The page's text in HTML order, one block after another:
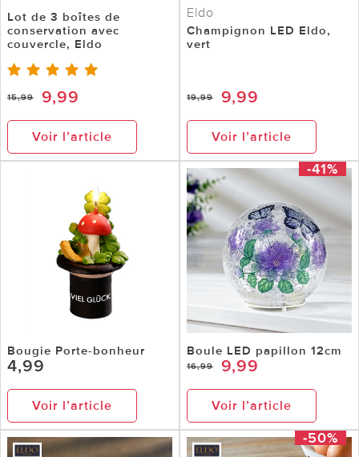
Lot de 3 boîtes de
conservation avec
couvercle, Eldo
15,99 9,99
Voir l’article
Eldo
Champignon LED Eldo,
vert
19,99 9,99
Voir l’article
Bougie Porte-bonheur
4,99
Voir l’article
-41%
Boule LED papillon 12cm
16,99 9,99
Voir l’article
-50%